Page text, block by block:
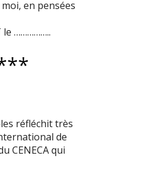
en pensées
le ……………..
réfléchit très
de
CENECA qui